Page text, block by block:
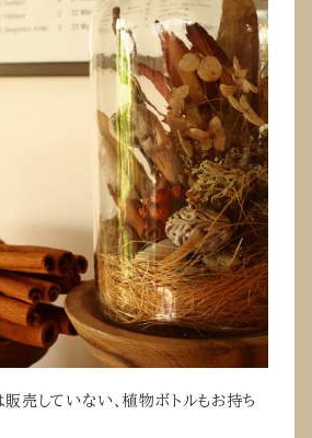
販売していない、植物ボトルもお持ち